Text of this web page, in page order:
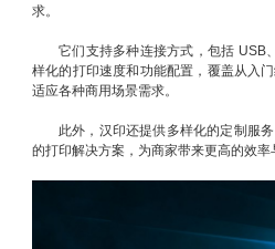
求。
它们支持多种连接方式，包括 USB
样化的打印速度和功能配置，覆盖从入
适应各种商用场景需求。
此外，汉印还提供多样化的定制服
的打印解决方案，为商家带来更高的效率